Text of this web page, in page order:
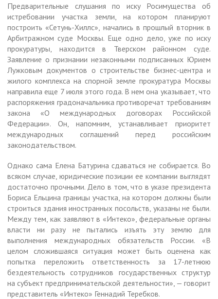
Предварительные слушания по иску Росимущества об
истребовании участка земли, на котором планируют
построить «Сетунь-Хиллс», начались в прошлый вторник в
Арбитражном суде Москвы. Еще одно дело, уже по иску
прокуратуры, находится в Тверском районном суде.
Заявление о признании незаконными подписанных Юрием
Лужковым документов о строительстве бизнес-центра и
жилого комплекса на спорной земле прокуратура Москвы
направила еще 7 июля этого года. В нем она указывает, что
распоряжения градоначальника противоречат требованиям
закона «О международных договорах Российской
Федерации». Он, напомним, устанавливает приоритет
международных соглашений перед российским
законодательством.
Однако сама Елена Батурина сдаваться не собирается. Во
всяком случае, юридические позиции ее компании выглядят
достаточно прочными. Дело в том, что в указе президента
Бориса Ельцина границы участка, на котором должны были
строиться здания иностранных посольств, указаны не были.
Между тем, как заявляют в «Интеко», федеральные органы
власти ни разу не пытались изъять эту землю для
выполнения международных обязательств России. «В
целом сложившаяся ситуация может быть оценена как
попытка переложить ответственность за 17-летнюю
бездеятельность сотрудников государственных структур
на субъект предпринимательской деятельности», — говорит
представитель «Интеко» Геннадий Теребков.